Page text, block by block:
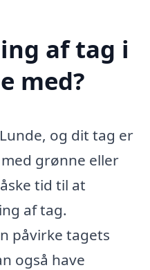
af tag i
med?
og dit tag er
grønne eller
tid til at
af tag.
påvirke tagets
også have